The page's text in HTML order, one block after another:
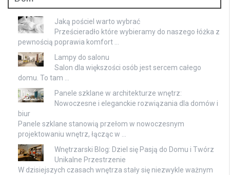
Jaką pościel warto wybrać
Prześcieradło które wybieramy do naszego łóżka z
pewnością poprawia komfort …
Lampy do salonu
Salon dla większości osób jest sercem całego
domu. To tam …
Panele szklane w architekturze wnętrz:
Nowoczesne i eleganckie rozwiązania dla domów i
biur
Panele szklane stanowią przełom w nowoczesnym
projektowaniu wnętrz, łącząc w …
Wnętrzarski Blog: Dziel się Pasją do Domu i Twórz
Unikalne Przestrzenie
W dzisiejszych czasach wnętrza stały się niezwykle ważnym